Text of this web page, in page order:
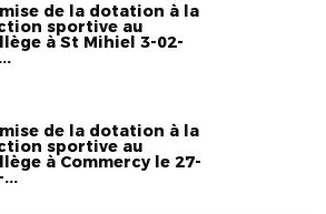
de la dotation à la
sportive au
à St Mihiel 3-02-
de la dotation à la
sportive au
à Commercy le 27-
...